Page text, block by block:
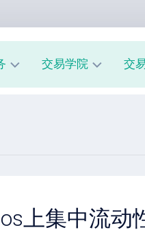
交易学院
管
理
交
月
度
上集中流动